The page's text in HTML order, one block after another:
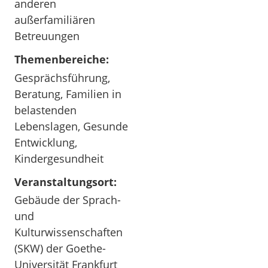
anderen
außerfamiliären
Betreuungen
Themenbereiche:
Gesprächsführung,
Beratung, Familien in
belastenden
Lebenslagen, Gesunde
Entwicklung,
Kindergesundheit
Veranstaltungsort:
Gebäude der Sprach-
und
Kulturwissenschaften
(SKW) der Goethe-
Universität Frankfurt